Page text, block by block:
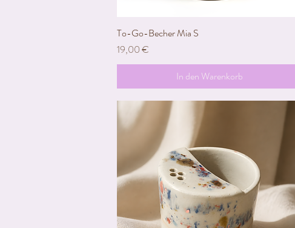
Schnellansicht
To-Go-Becher Mia S
Preis
19,00 €
In den Warenkorb